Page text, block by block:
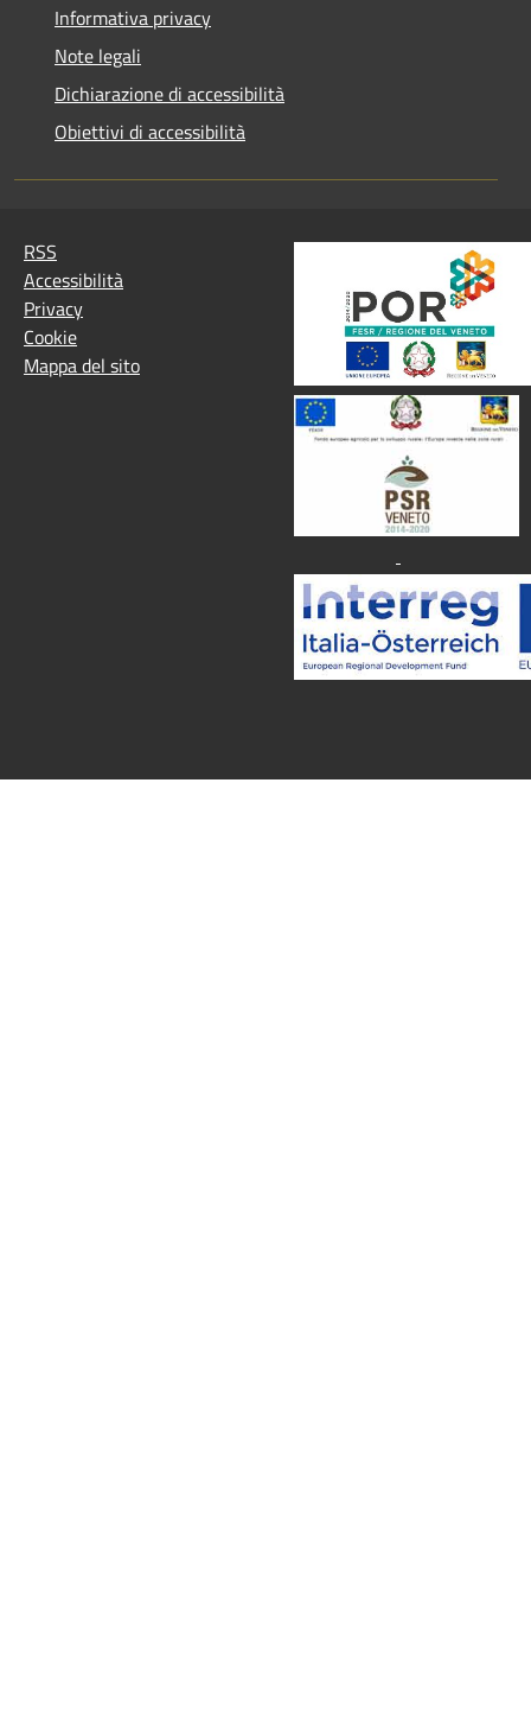
Informativa privacy
Note legali
Dichiarazione di accessibilità
Obiettivi di accessibilità
RSS
Accessibilità
Privacy
Cookie
Mappa del sito